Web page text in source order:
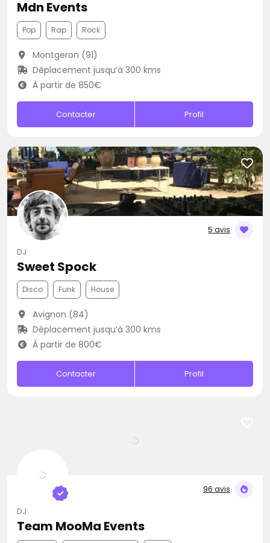
Mdn Events
Pop Rap Rock
Montgeron (91)
Déplacement jusqu’à 300 kms
À partir de 850€
Contacter Profil
5 avis
DJ
Sweet Spock
Disco Funk House
Avignon (84)
Déplacement jusqu’à 300 kms
À partir de 800€
Contacter Profil
96 avis
DJ
Team MooMa Events